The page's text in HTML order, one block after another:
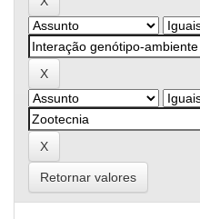
Retornar valores